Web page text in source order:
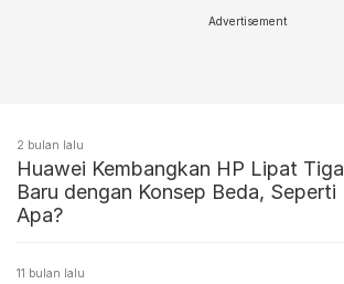
Advertisement
2 bulan lalu
Huawei Kembangkan HP Lipat Tiga
Baru dengan Konsep Beda, Seperti
Apa?
11 bulan lalu